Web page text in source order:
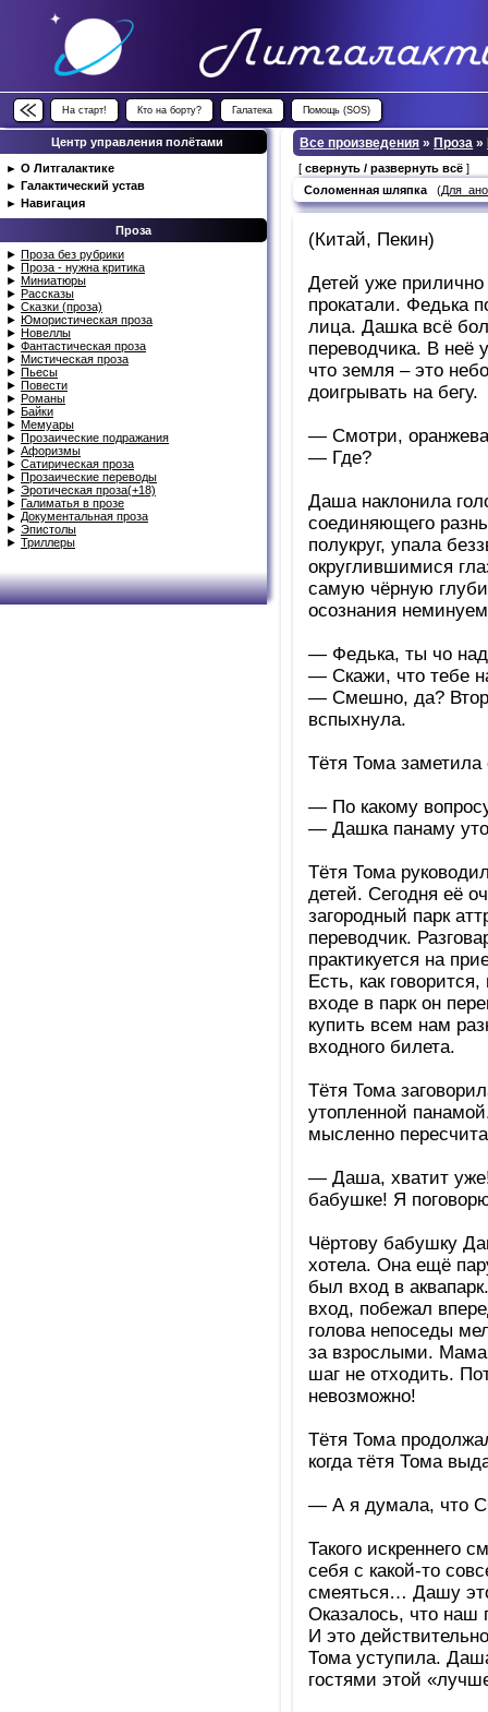
На старт! Кто на борту? Галатека Помощь (SOS)
Центр управления полётами
► О Литгалактике
► Галактический устав
► Навигация
Проза
► Проза без рубрики
► Проза - нужна критика
► Миниатюры
► Рассказы
► Сказки (проза)
► Юмористическая проза
► Новеллы
► Фантастическая проза
► Мистическая проза
► Пьесы
► Повести
► Романы
► Байки
► Мемуары
► Прозаические подражания
► Афоризмы
► Сатирическая проза
► Прозаические переводы
► Эротическая проза(+18)
► Галиматья в прозе
► Документальная проза
► Эпистолы
► Триллеры
Все произведения » Проза »
[свернуть / развернуть всё ]
Соломенная шляпка (
(Китай, Пекин)
Детей уже
прокатали. Федька
лица. Дашка всё
переводчика. В неё
что земля – это
доигрывать на бегу.
— Смотри,
— Где?
Даша наклонила
соединяющего
полукруг, упала
округлившимися
самую чёрную
осознания
— Федька, ты чо
— Скажи, что тебе
— Смешно, да?
вспыхнула.
Тётя Тома заметила
— По какому
— Дашка панаму
Тётя Тома
детей. Сегодня её
загородный парк
переводчик.
практикуется на
Есть, как
входе в парк он
купить всем нам
входного билета.
Тётя Тома
утопленной
мысленно
— Даша, хватит уже!
бабушке! Я
Чёртову бабушку
хотела. Она ещё
был вход в
вход, побежал
голова непоседы
за взрослыми. Мама
шаг не отходить.
невозможно!
Тётя Тома
когда тётя Тома
— А я думала, что
Такого искреннего
себя с какой-то
смеяться… Дашу
Оказалось, что наш
И это
Тома уступила.
гостями этой